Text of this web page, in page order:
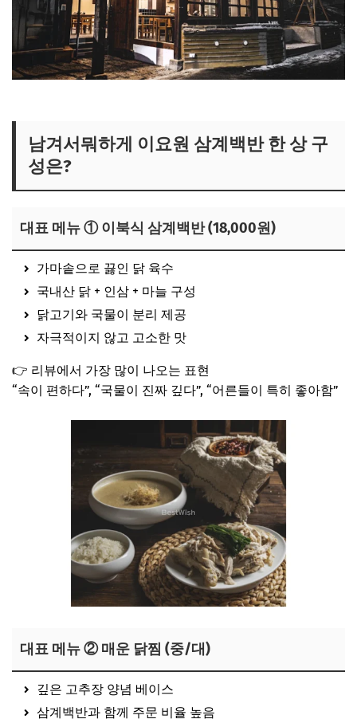
남겨서뭐하게 이요원 삼계백반 한 상 구
성은?
대표 메뉴 ① 이북식 삼계백반 (18,000원)
가마솥으로 끓인 닭 육수
국내산 닭 + 인삼 + 마늘 구성
닭고기와 국물이 분리 제공
자극적이지 않고 고소한 맛
👉 리뷰에서 가장 많이 나오는 표현
“속이 편하다”, “국물이 진짜 깊다”, “어른들이 특히 좋아함”
대표 메뉴 ② 매운 닭찜 (중/대)
깊은 고추장 양념 베이스
삼계백반과 함께 주문 비율 높음